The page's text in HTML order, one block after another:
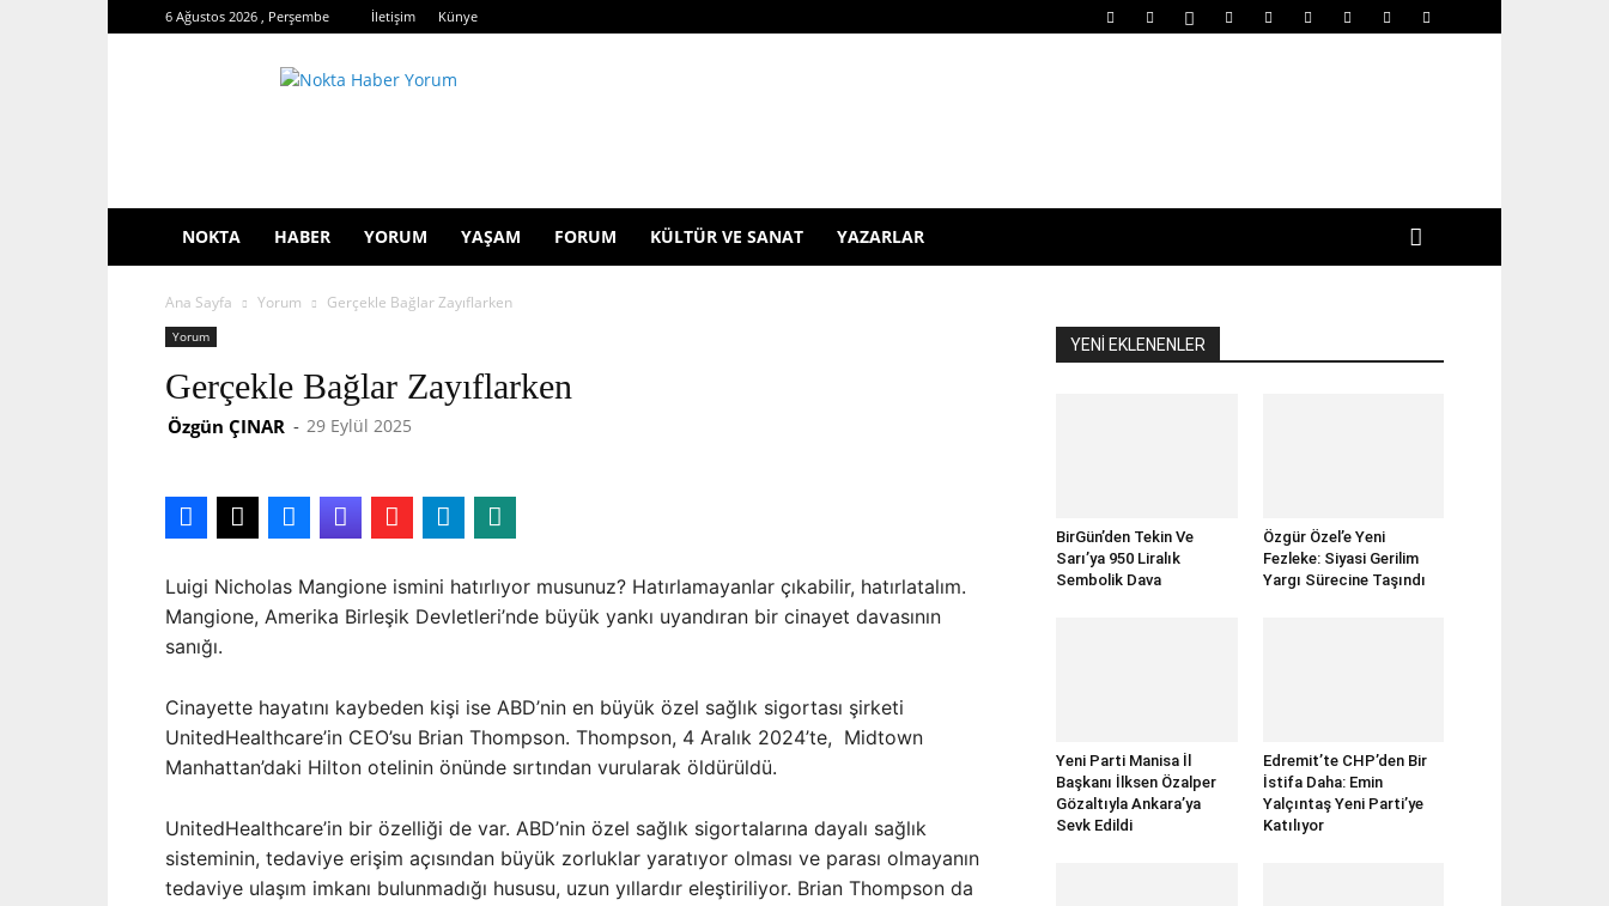
6 Ağustos 2026 , Perşembe İletişim Künye
NOKTA HABER YORUM YAŞAM FORUM KÜLTÜR VE SANAT YAZARLAR
Ana Sayfa Yorum Gerçekle Bağlar Zayıflarken
Yorum
Gerçekle Bağlar Zayıflarken
Özgün ÇINAR - 29 Eylül 2025
Luigi Nicholas Mangione ismini hatırlıyor musunuz? Hatırlamayanlar çıkabilir, hatırlatalım.
Mangione, Amerika Birleşik Devletleri’nde büyük yankı uyandıran bir cinayet davasının
sanığı.
Cinayette hayatını kaybeden kişi ise ABD’nin en büyük özel sağlık sigortası şirketi
UnitedHealthcare’in CEO’su Brian Thompson. Thompson, 4 Aralık 2024’te, Midtown
Manhattan’daki Hilton otelinin önünde sırtından vurularak öldürüldü.
UnitedHealthcare’in bir özelliği de var. ABD’nin özel sağlık sigortalarına dayalı sağlık
sisteminin, tedaviye erişim açısından büyük zorluklar yaratıyor olması ve parası olmayanın
tedaviye ulaşım imkanı bulunmadığı hususu, uzun yıllardır eleştiriliyor. Brian Thompson da
YENİ EKLENENLER
BirGün’den Tekin Ve
Sarı’ya 950 Liralık
Sembolik Dava
Özgür Özel’e Yeni
Fezleke: Siyasi Gerilim
Yargı Sürecine Taşındı
Yeni Parti Manisa İl
Başkanı İlksen Özalper
Gözaltıyla Ankara’ya
Sevk Edildi
Edremit’te CHP’den Bir
İstifa Daha: Emin
Yalçıntaş Yeni Parti’ye
Katılıyor